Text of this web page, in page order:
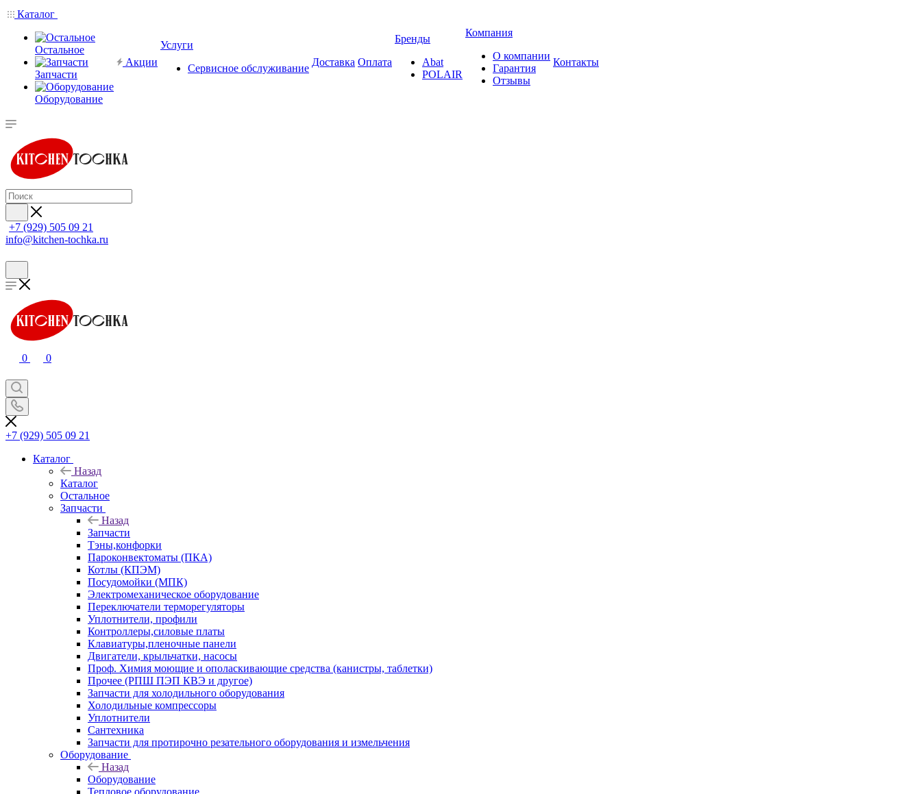
Каталог
Остальное
Запчасти
Оборудование
Акции
Услуги
Сервисное обслуживание
Доставка Оплата
Бренды
Abat
POLAIR
Компания
О компании
Гарантия
Отзывы
Контакты
+7 (929) 505 09 21
info@kitchen-tochka.ru
0 0
+7 (929) 505 09 21
Каталог
Назад
Каталог
Остальное
Запчасти
Назад
Запчасти
Тэны,конфорки
Пароконвектоматы (ПКА)
Котлы (КПЭМ)
Посудомойки (МПК)
Электромеханическое оборудование
Переключатели терморегуляторы
Уплотнители, профили
Контроллеры,силовые платы
Клавиатуры,пленочные панели
Двигатели, крыльчатки, насосы
Проф. Химия моющие и ополаскивающие средства (канистры, таблетки)
Прочее (РПШ ПЭП КВЭ и другое)
Запчасти для холодильного оборудования
Холодильные компрессоры
Уплотнители
Сантехника
Запчасти для протирочно резательного оборудования и измельчения
Оборудование
Назад
Оборудование
Тепловое оборудование